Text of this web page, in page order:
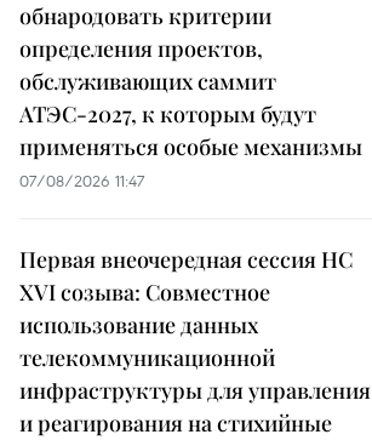
обнародовать критерии
определения проектов,
обслуживающих саммит
АТЭС-2027, к которым будут
применяться особые механизмы
07/08/2026 11:47
Первая внеочередная сессия НС
XVI созыва: Совместное
использование данных
телекоммуникационной
инфраструктуры для управления
и реагирования на стихийные